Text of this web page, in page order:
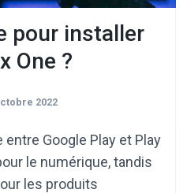
pour installer
One ?
2022
Google Play et Play
le numérique, tandis
les produits